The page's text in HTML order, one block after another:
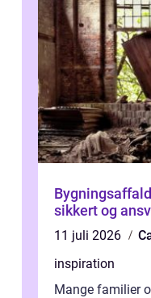
Bygningsaffald sådan håndterer du det
sikkert og
11 juli 2026
inspiration
Mange familier